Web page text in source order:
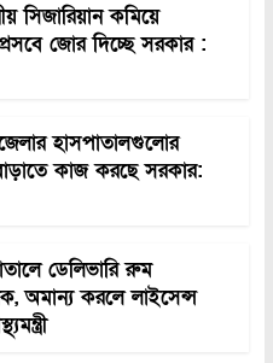
সিজারিয়ান কমিয়ে
প্রসবে জোর দিচ্ছে সরকার :
হাসপাতালগুলোর
কাজ করছে সরকার:
ডেলিভারি রুম
অমান্য করলে লাইসেন্স